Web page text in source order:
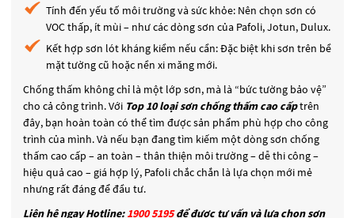
Tính đến yếu tố môi trường và sức khỏe: Nên chọn sơn có
VOC thấp, ít mùi – như các dòng sơn của Pafoli, Jotun, Dulux.
Kết hợp sơn lót kháng kiềm nếu cần: Đặc biệt khi sơn trên bề
mặt tường cũ hoặc nền xi măng mới.
Chống thấm không chỉ là một lớp sơn, mà là “bức tường bảo vệ”
cho cả công trình. Với Top 10 loại sơn chống thấm cao cấptrên
đây, bạn hoàn toàn có thể tìm được sản phẩm phù hợp cho công
trình của mình. Và nếu bạn đang tìm kiếm một dòng sơn chống
thấm cao cấp – an toàn – thân thiện môi trường – dễ thi công –
hiệu quả cao – giá hợp lý, Pafoli chắc chắn là lựa chọn mới mẻ
nhưng rất đáng để đầu tư.
Liên hệ ngay Hotline:1900 5195để được tư vấn và lựa chọn sơn